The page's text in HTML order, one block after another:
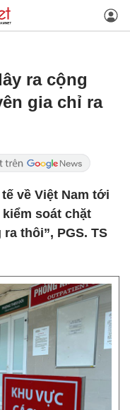
ra cộng
gia chỉ ra
về Việt Nam tới
soát chặt
thôi”, PGS. TS